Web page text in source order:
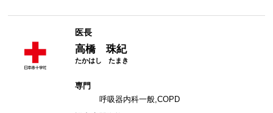
医長
高橋 珠紀
専門
呼吸器内科一般,COPD